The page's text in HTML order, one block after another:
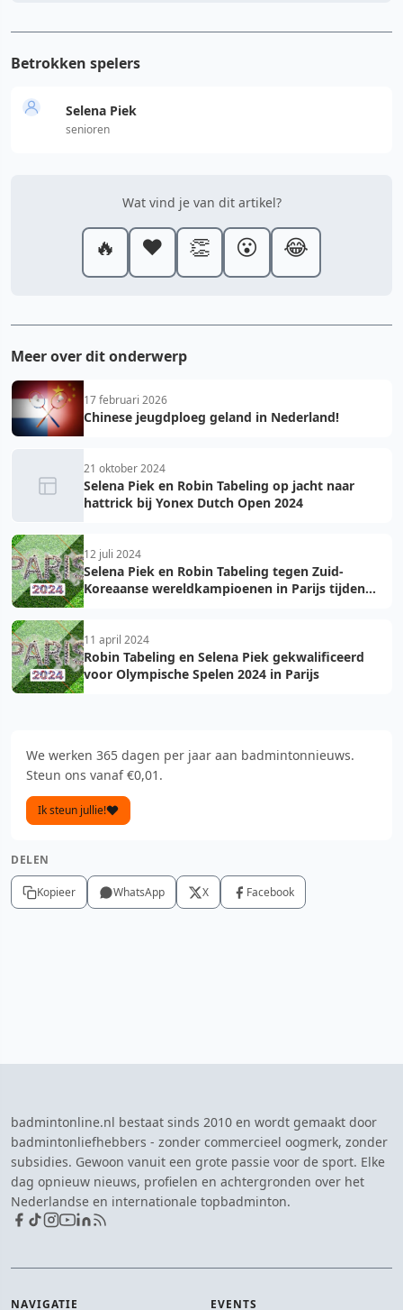
Betrokken spelers
Selena Piek
senioren
Wat vind je van dit artikel?
🔥 ❤️ 👏 😮 😂
Meer over dit onderwerp
17 februari 2026
Chinese jeugdploeg geland in Nederland!
21 oktober 2024
Selena Piek en Robin Tabeling op jacht naar
hattrick bij Yonex Dutch Open 2024
12 juli 2024
Selena Piek en Robin Tabeling tegen Zuid-
Koreaanse wereldkampioenen in Parijs tijden
11 april 2024
Robin Tabeling en Selena Piek gekwalificeerd
voor Olympische Spelen 2024 in Parijs
We werken 365 dagen per jaar aan badmintonnieuws.
Steun ons vanaf €0,01.
Ik steun jullie!
DELEN
Kopieer WhatsApp X Facebook
badmintonline.nl bestaat sinds 2010 en wordt gemaakt door
badmintonliefhebbers - zonder commercieel oogmerk, zonder
subsidies. Gewoon vanuit een grote passie voor de sport. Elke
dag opnieuw nieuws, profielen en achtergronden over het
Nederlandse en internationale topbadminton.
NAVIGATIE EVENTS